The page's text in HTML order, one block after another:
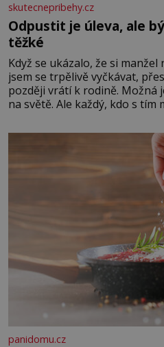
skutecnepribehy.cz
Odpustit je úleva, ale
těžké
Když se ukázalo, že si
jsem se trpělivě vyčkávat,
později vrátí k rodině. Možná
na světě. Ale každý, kdo s tím
Když se ke mně doneslo, že
panidomu.cz